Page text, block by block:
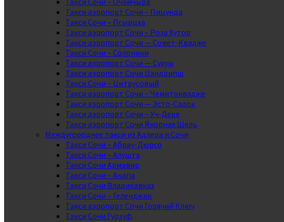
Такси аэропорт Сочи – Пицунда
Такси Сочи – Псырцха
Такси аэропорт Сочи – Роза Хутор
Такси аэропорт Сочи — Совет-Квадже
Такси Сочи – Солоники
Такси аэропорт Сочи — Сухум
Такси аэропорт Сочи Цандрипш
Такси Сочи – Цитрусовый
Такси аэропорт Сочи – Чемитоквадже
Такси аэропорт Сочи — Эсто-Садок
Такси аэропорт Сочи – Уч-Дере
Такси аэропорт Сочи Якорная Щель
Междугороднее такси из Адлера и Сочи
Такси Сочи – Абрау-Дюрсо
Такси Сочи – Алушта
Такси Сочи Армавир
Такси Сочи – Анапа
Такси Сочи Владикавказ
Такси Сочи – Геленджик
Такси аэропорт Сочи Горячий Ключ
Такси Сочи Гурзуф